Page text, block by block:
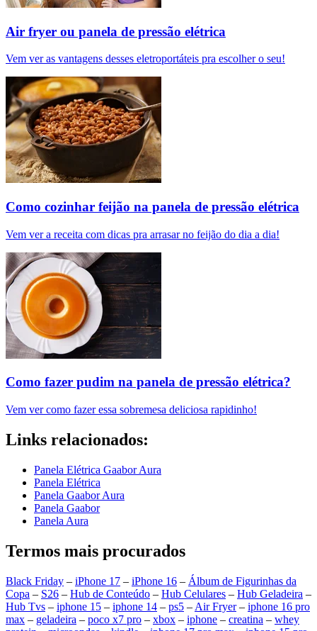
Air fryer ou panela de pressão elétrica
Vem ver as vantagens desses eletroportáteis pra escolher o seu!
Como cozinhar feijão na panela de pressão elétrica
Vem ver a receita com dicas pra arrasar no feijão do dia a dia!
Como fazer pudim na panela de pressão elétrica?
Vem ver como fazer essa sobremesa deliciosa rapidinho!
Links relacionados:
Panela Elétrica Gaabor Aura
Panela Elétrica
Panela Gaabor Aura
Panela Gaabor
Panela Aura
Termos mais procurados
Black Friday – iPhone 17 – iPhone 16 – Álbum de Figurinhas da
Copa – S26 – Hub de Conteúdo – Hub Celulares – Hub Geladeira –
Hub Tvs – iphone 15 – iphone 14 – ps5 – Air Fryer– iphone 16 pro
max – geladeira – poco x7 pro – xbox – iphone – creatina – whey